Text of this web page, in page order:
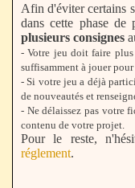
Afin d'éviter certains
dans cette phase
plusieurs consignes
- Votre jeu doit faire
suffisamment à jouer
- Si votre jeu a déjà
de nouveautés et
- Ne délaissez pas votre
contenu de votre projet.
Pour le reste,
réglement.